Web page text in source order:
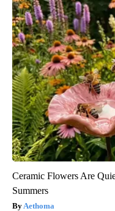
Ceramic Flowers Are
Summers
Aethoma